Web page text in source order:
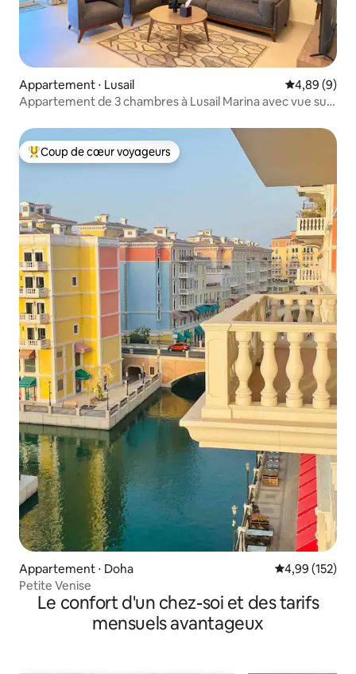
Appartement ⋅ Lusail Évaluation
4,89 (9)
Appartement de 3 chambres à Lusail Marina avec vue sur
Coups de cœur voyageurs les plus appréciés
Coup de cœur voyageurs
Appartement ⋅ Doha Évaluation
4,99 (152)
Petite Venise
Le confort d'un chez-soi et des tarifs
mensuels avantageux